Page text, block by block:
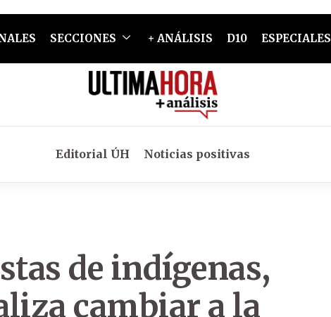
SECCIONES + ANÁLISIS D10 ESPECIALES
Editorial ÚH Noticias positivas
de indígenas,
cambiar a la